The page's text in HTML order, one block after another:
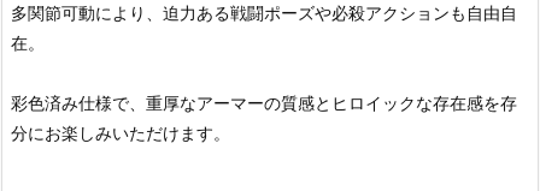
多関節可動により、迫力ある戦闘ポーズや必殺アクションも自由自
在。
彩色済み仕様で、重厚なアーマーの質感とヒロイックな存在感を存
分にお楽しみいただけます。